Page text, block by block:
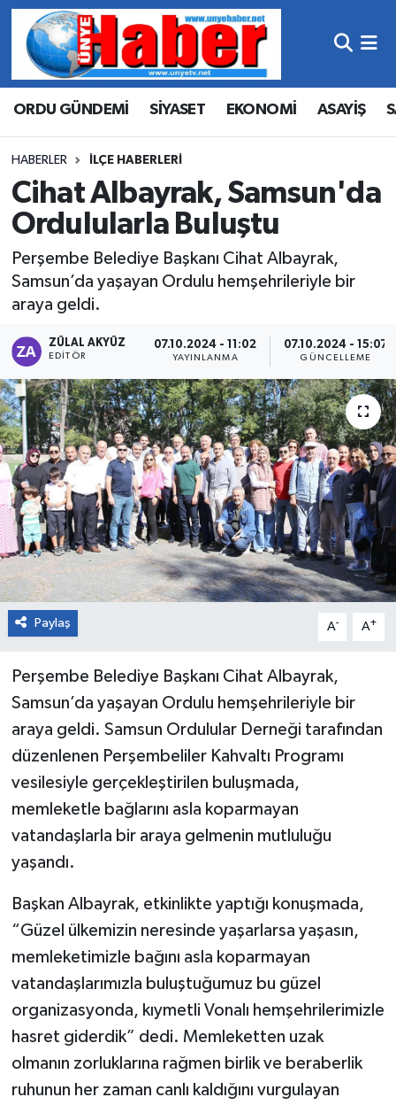
ORDU GÜNDEMİ SİYASET EKONOMİ ASAYİŞ
HABERLER İLÇE HABERLERI
Cihat Albayrak, Samsun'da
Ordulularla Buluştu
Perşembe Belediye Başkanı Cihat Albayrak,
Samsun’da yaşayan Ordulu hemşehrileriyle bir
araya geldi.
ZÜLAL AKYÜZ
EDITÖR
07.10.2024 - 11:02
YAYINLANMA
07.10.2024 - 15:07
GÜNCELLEME
Paylaş A- A+
Perşembe Belediye Başkanı Cihat Albayrak,
Samsun’da yaşayan Ordulu hemşehrileriyle bir
araya geldi. Samsun Ordulular Derneği tarafından
düzenlenen Perşembeliler Kahvaltı Programı
vesilesiyle gerçekleştirilen buluşmada,
memleketle bağlarını asla koparmayan
vatandaşlarla bir araya gelmenin mutluluğu
yaşandı.
Başkan Albayrak, etkinlikte yaptığı konuşmada,
“Güzel ülkemizin neresinde yaşarlarsa yaşasın,
memleketimizle bağını asla koparmayan
vatandaşlarımızla buluştuğumuz bu güzel
organizasyonda, kıymetli Vonalı hemşehrilerimizle
hasret giderdik” dedi. Memleketten uzak
olmanın zorluklarına rağmen birlik ve beraberlik
ruhunun her zaman canlı kaldığını vurgulayan
Hava Durumu
Trafik Durumu
Süper Lig Puan Durumu ve Fikstür
Tüm Manşetler
Haber Arşivi